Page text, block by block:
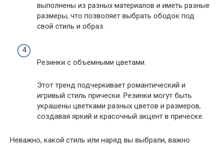
выполнены из разных материалов и иметь разные
размеры, что позволяет выбрать ободок под
свой стиль и образ.
Резинки с объемными цветами.
Этот тренд подчеркивает романтический и
игривый стиль прически. Резинки могут быть
украшены цветками разных цветов и размеров,
создавая яркий и красочный акцент в прическе.
Неважно, какой стиль или наряд вы выбрали, важно